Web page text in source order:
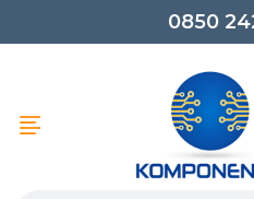
0850